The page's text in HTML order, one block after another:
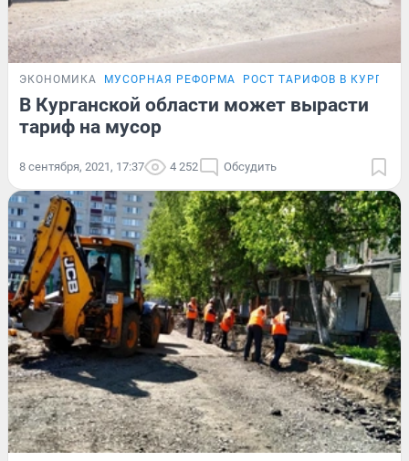
ЭКОНОМИКА МУСОРНАЯ РЕФОРМА РОСТ ТАРИФОВ В
В Курганской области может вырасти
тариф на мусор
8 сентября, 2021, 17:37 4 252 Обсудить